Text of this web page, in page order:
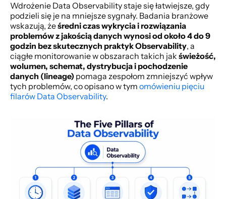
Wdrożenie Data Observability staje się łatwiejsze, gdy
podzieli się je na mniejsze sygnały. Badania branżowe
wskazują, że średni czas wykrycia i rozwiązania
problemów z jakością danych wynosi od około 4 do 9
godzin bez skutecznych praktyk Observability, a
ciągłe monitorowanie w obszarach takich jak świeżość,
wolumen, schemat, dystrybucja i pochodzenie
danych (lineage) pomaga zespołom zmniejszyć wpływ
tych problemów, co opisano w tym omówieniu pięciu
filarów Data Observability.